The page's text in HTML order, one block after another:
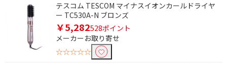
テスコム TESCOM マイナスイオンカールドライヤ
ー TC530A-N ブロンズ
￥5,282528ポイント
メーカーお取り寄せ
☆☆☆☆☆